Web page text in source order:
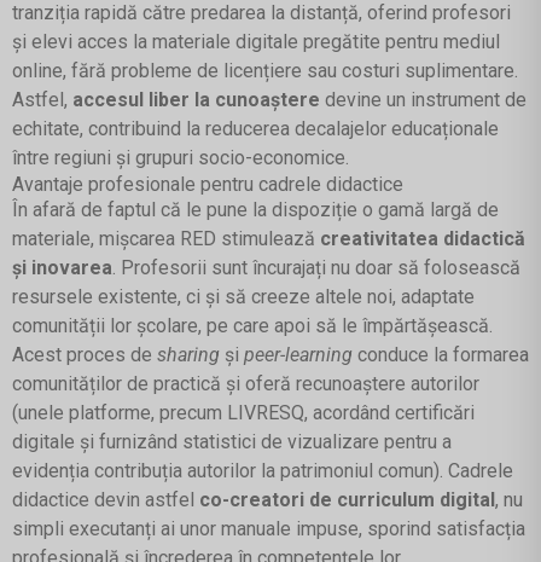
tranziția rapidă către predarea la distanță, oferind profesori
și elevi acces la materiale digitale pregătite pentru mediul
online, fără probleme de licențiere sau costuri suplimentare.
Astfel, accesul liber la cunoaștere devine un instrument de
echitate, contribuind la reducerea decalajelor educaționale
între regiuni și grupuri socio-economice.
Avantaje profesionale pentru cadrele didactice
În afară de faptul că le pune la dispoziție o gamă largă de
materiale, mișcarea RED stimulează creativitatea didactică
și inovarea. Profesorii sunt încurajați nu doar să folosească
resursele existente, ci și să creeze altele noi, adaptate
comunității lor școlare, pe care apoi să le împărtășească.
Acest proces de sharing și peer-learning conduce la formarea
comunităților de practică și oferă recunoaștere autorilor
(unele platforme, precum LIVRESQ, acordând certificări
digitale și furnizând statistici de vizualizare pentru a
evidenția contribuția autorilor la patrimoniul comun). Cadrele
didactice devin astfel co-creatori de curriculum digital , nu
simpli executanți ai unor manuale impuse, sporind satisfacția